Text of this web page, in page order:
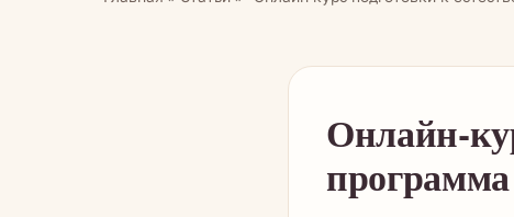
Онлайн-